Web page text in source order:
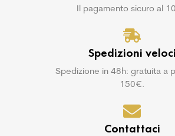
Il pagamento sicuro al
Spedizioni veloci
Spedizione in 48h: gratuita a
150€.
Contattaci